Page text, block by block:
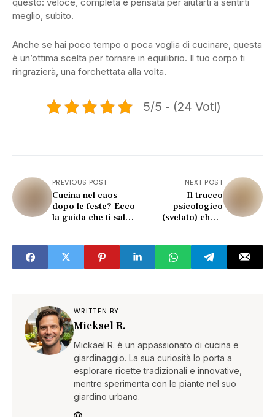
meglio, subito.
Anche se hai poco tempo o poca voglia di cucinare, questa
è un’ottima scelta per tornare in equilibrio. Il tuo corpo ti
ringrazierà, una forchettata alla volta.
5/5 - (24 Voti)
PREVIOUS POST
Cucina nel caos
dopo le feste? Ecco
la guida che ti salva
NEXT POST
Il trucco
psicologico
(svelato) che ti
WRITTEN BY
Mickael R.
Mickael R. è un appassionato di cucina e
giardinaggio. La sua curiosità lo porta a
esplorare ricette tradizionali e innovative,
mentre sperimenta con le piante nel suo
giardino urbano.